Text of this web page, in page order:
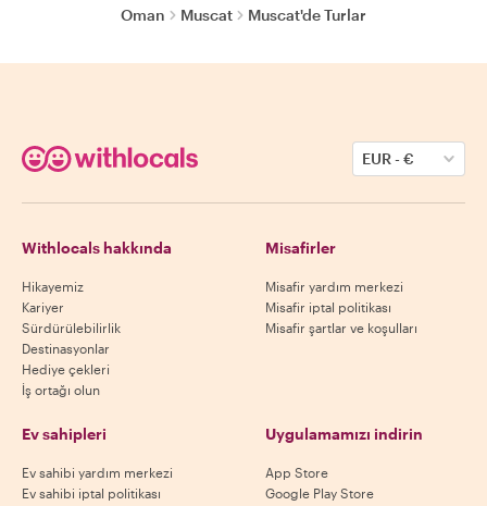
Oman Muscat Muscat'de Turlar
EUR-€
Withlocals hakkında
Hikayemiz
Kariyer
Sürdürülebilirlik
Destinasyonlar
Hediye çekleri
İş ortağı olun
Misafirler
Misafir yardım merkezi
Misafir iptal politikası
Misafir şartlar ve koşulları
Ev sahipleri
Ev sahibi yardım merkezi
Ev sahibi iptal politikası
Uygulamamızı indirin
App Store
Google Play Store